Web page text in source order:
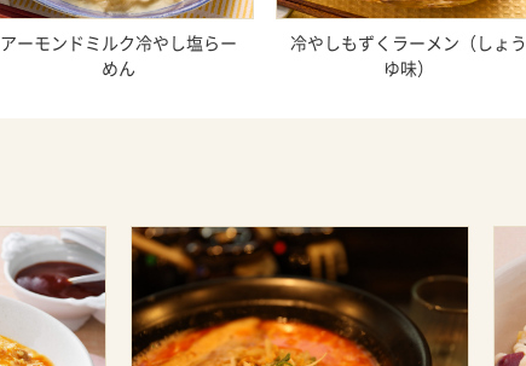
アーモンドミルク冷やし塩らー
めん
冷やしもずくラーメン（しょう
ゆ味）